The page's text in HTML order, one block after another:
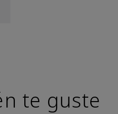
te guste